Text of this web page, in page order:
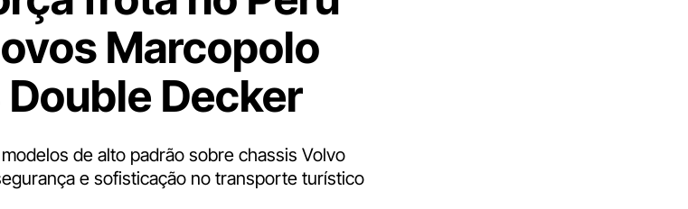
Marcopolo
Decker
de alto padrão sobre chassis Volvo
e sofisticação no transporte turístico